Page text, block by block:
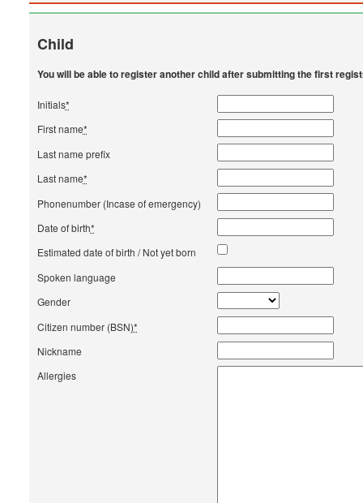
Child
You will be able to register another child after submitting the first
Initials*
First name*
Last name prefix
Last name*
Phonenumber (Incase of emergency)
Date of birth*
Estimated date of birth / Not yet born
Spoken language
Gender
Citizen number (BSN)*
Nickname
Allergies